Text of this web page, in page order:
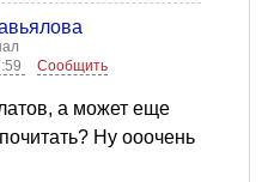
Сообщить
а может еще
Ну ооочень